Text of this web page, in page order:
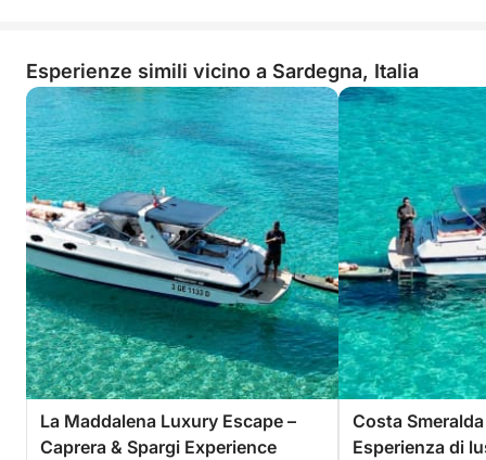
Esperienze simili vicino a Sardegna, Italia
La Maddalena Luxury Escape –
Caprera & Spargi Experience
Costa
Esperienza di